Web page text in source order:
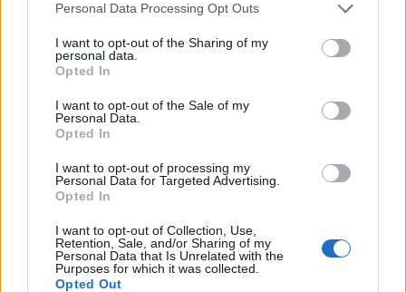
Personal Data Processing Opt Outs
I want to opt-out of the Sharing of my
personal data.
Opted In
I want to opt-out of the Sale of my
Personal Data.
Opted In
I want to opt-out of processing my
Personal Data for Targeted Advertising.
Opted In
I want to opt-out of Collection, Use,
Retention, Sale, and/or Sharing of my
Personal Data that Is Unrelated with the
Purposes for which it was collected.
Opted Out
Τρίπολη: Ο καιρός σήμερα, 20 Ιουλίου
Τρίπολη: ο καιρός σήμερα, 21 Ιουλίου
Τρίπολη: ο καιρός σήμερα, 22 Ιουλίου
Διάβασε περισσότερα
Τρίπολη Καιρός Κοινωνία